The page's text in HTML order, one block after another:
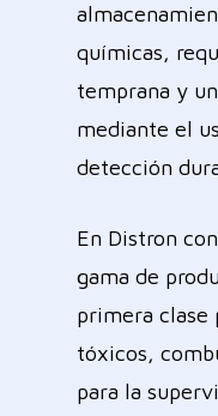
químicas,
temprana y
mediante el
detección
En Distron
gama de
primera clase
tóxicos,
para la